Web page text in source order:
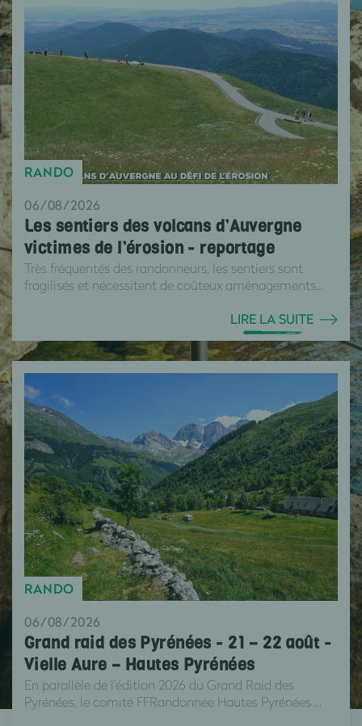
RANDO
06/08/2026
Les sentiers des volcans d’Auvergne
victimes de l’érosion - reportage
Très fréquentés des randonneurs, les sentiers sont
fragilisés et nécessitent de coûteux aménagements...
LIRE LA SUITE
RANDO
06/08/2026
Grand raid des Pyrénées - 21 – 22 août -
Vielle Aure – Hautes Pyrénées
En parallèle de l'édition 2026 du Grand Raid des
Pyrénées, le comité FFRandonnée Hautes Pyrénées ...